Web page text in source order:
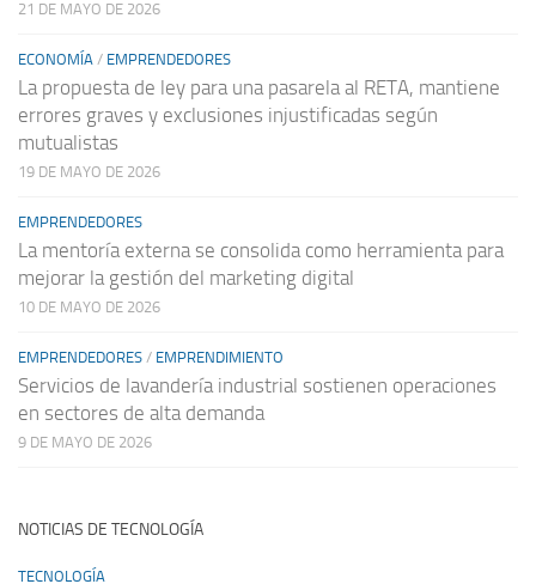
21 DE MAYO DE 2026
ECONOMÍA / EMPRENDEDORES
La propuesta de ley para una pasarela al RETA, mantiene
errores graves y exclusiones injustificadas según
mutualistas
19 DE MAYO DE 2026
EMPRENDEDORES
La mentoría externa se consolida como herramienta para
mejorar la gestión del marketing digital
10 DE MAYO DE 2026
EMPRENDEDORES / EMPRENDIMIENTO
Servicios de lavandería industrial sostienen operaciones
en sectores de alta demanda
9 DE MAYO DE 2026
NOTICIAS DE TECNOLOGÍA
TECNOLOGÍA